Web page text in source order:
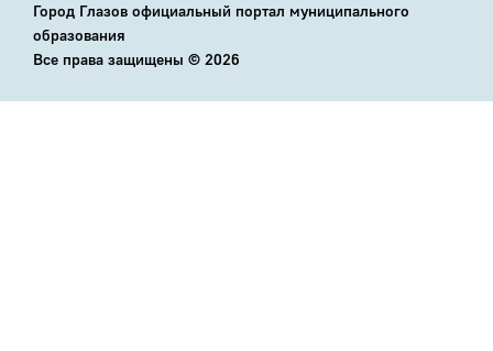
Город Глазов официальный портал муниципального
образования
Все права защищены © 2026